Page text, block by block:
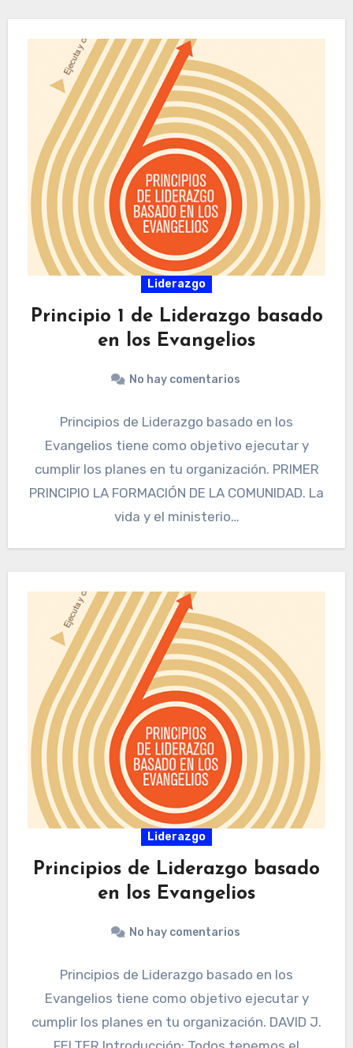
Liderazgo
Principio 1 de Liderazgo basado
en los Evangelios
No hay comentarios
Principios de Liderazgo basado en los
Evangelios tiene como objetivo ejecutar y
cumplir los planes en tu organización. PRIMER
PRINCIPIO LA FORMACIÓN DE LA COMUNIDAD. La
vida y el ministerio…
Liderazgo
Principios de Liderazgo basado
en los Evangelios
No hay comentarios
Principios de Liderazgo basado en los
Evangelios tiene como objetivo ejecutar y
cumplir los planes en tu organización. DAVID J.